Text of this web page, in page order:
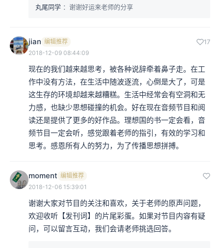
丸尾同学 ：谢谢好运来老师的分享
jian 编辑推荐 17
2018-12-09 08:44:09
现在的我们越来越思考，被各种说辞牵着鼻子走。在工
作中没有方法，在生活中随波逐流，心倒是大了，可是
这生存的环境却越来越糟糕。生活中经常会有空洞和无
力感，也缺少思想碰撞的机会。好在现在音频节目和阅
读还是提供了更多的好作品。理想国的书一定会看，音
频节目一定会听，感觉跟着老师的指引，有效的学习和
思考。感恩所有人的努力，为了传播思想拼搏。
moment 编辑推荐
2018-12-06 15:39:01
谢谢大家对节目的关注和喜欢，关于老师的原声问题，
欢迎收听【发刊词】的片尾彩蛋。如果对节目内容有疑
问，可以留言互动，我们会请老师挑选回答。